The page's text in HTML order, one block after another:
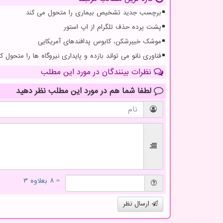
برچسب جدید تشخیص بیماری را متحول می کند
پشت پرده حذف تلگرام از اپ استور
موشک خیبرشکن، کابوس پدافندهای آمریکایی
فناوری نانو می تواند بازده و پایداری نیروگاه ها را متحول
نظرات بینندگان در مورد این مطلب
لطفا شما هم در مورد این مطلب نظر دهید
= ۸ بعلاوه ۳
ارسال نظر